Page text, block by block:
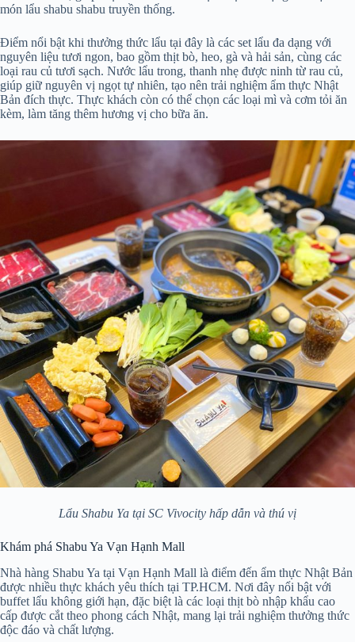
món lẩu shabu shabu truyền thống.
Điểm nổi bật khi thưởng thức lẩu tại đây là các set lẩu đa dạng với
nguyên liệu tươi ngon, bao gồm thịt bò, heo, gà và hải sản, cùng các
loại rau củ tươi sạch. Nước lẩu trong, thanh nhẹ được ninh từ rau củ,
giúp giữ nguyên vị ngọt tự nhiên, tạo nên trải nghiệm ẩm thực Nhật
Bản đích thực. Thực khách còn có thể chọn các loại mì và cơm tỏi ăn
kèm, làm tăng thêm hương vị cho bữa ăn.
Lẩu Shabu Ya tại SC Vivocity hấp dẫn và thú vị
Khám phá Shabu Ya Vạn Hạnh Mall
Nhà hàng Shabu Ya tại Vạn Hạnh Mall là điểm đến ẩm thực Nhật Bản
được nhiều thực khách yêu thích tại TP.HCM. Nơi đây nổi bật với
buffet lẩu không giới hạn, đặc biệt là các loại thịt bò nhập khẩu cao
cấp được cắt theo phong cách Nhật, mang lại trải nghiệm thưởng thức
độc đáo và chất lượng.